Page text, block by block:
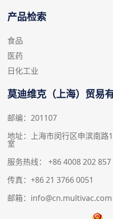
产品检索
食品
医药
日化工业
莫迪维克（上海）贸易
邮编：201107
地址：上海市闵行区申滨南路
室
服务热线： +86 4008 202 857
传真：+86 21 3766 0051
邮箱：info@cn.multivac.com